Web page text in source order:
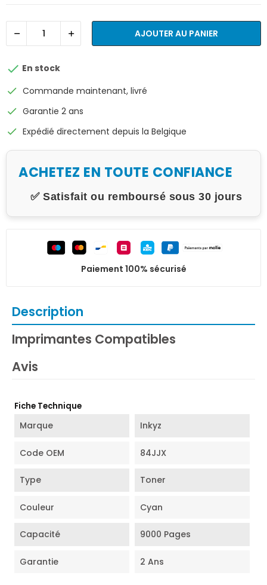
AJOUTER AU PANIER
 En stock
check Commande maintenant, livré
check Garantie 2 ans
check Expédié directement depuis la Belgique
ACHETEZ EN TOUTE CONFIANCE
✅ Satisfait ou remboursé sous 30 jours
Paiement 100% sécurisé
Description
Imprimantes Compatibles
Avis
Fiche Technique
Marque Inkyz
Code OEM 84JJX
Type Toner
Couleur Cyan
Capacité 9000 Pages
Garantie 2 Ans